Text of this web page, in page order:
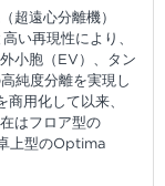
超遠心分離機）
い再現性により、
小胞（EV）、タン
純度分離を実現し
用化して以来、
はフロア型の
上型のOptima